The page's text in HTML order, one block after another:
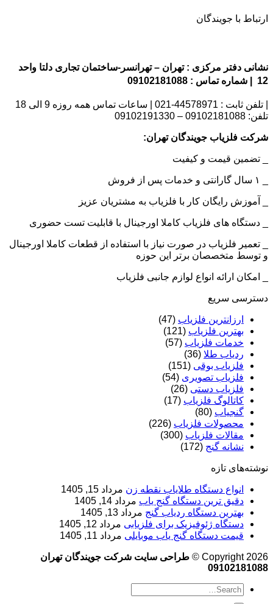
ارتباط با جویندگان
نشانی دفتر مرکزی : تهران – تهرانسر-ساختمان تجاری دلتا واحد
12 | شماره تماس : 09102181088
| تلفن ثابت : 44578971-021 | ساعات تماس همه روزه 9 الی 18
تلفن: 09102181088 – 09102191330
شرکت فلزیاب جویندگان تهران:
_ تضمین قیمت و کیفیت
_ آموزش رایگان کار با فلزیاب به مشتریان عزیز
_ دستگاه های فلزیاب کاملا اورجینال با قابلیت تست حضوری
_ تعمیر فلزیاب در صورت نیاز با استفاده از قطعات کاملا اورجینال
و توسط متخصصان برتر این حوزه
_ امکان ارائه انواع لوازم جانبی فلزیاب
دسترسی سریع
ارزانترین فلزیاب (47)
بهترین فلزیاب (121)
خدمات فلزیاب (57)
ردیاب طلا (36)
فلزیاب بوقی (151)
فلزیاب تصویری (54)
فلزیاب دستی (26)
کاتالوگ فلزیاب (17)
گنجیاب (80)
محصولات فلزیاب (226)
مقالات فلزیاب (300)
نشانه گنج (172)
نوشته‌های تازه
انواع دستگاه طلایاب نقطه زن مرداد 15, 1405
دقیق ترین دستگاه گنج یاب مرداد 14, 1405
بهترین دستگاه ردیاب گنج مرداد 13, 1405
دستگاه ژئوفیزیک برای فلزیابی مرداد 12, 1405
قیمت دستگاه گنج یاب موبایلی مرداد 11, 1405
Copyright 2026 ©
طراحی سایت شرکت جویندگان تهران
09102181088